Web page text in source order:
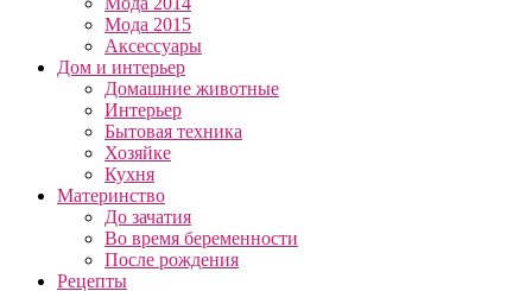
Мода 2015
Аксессуары
Дом и интерьер
Домашние животные
Интерьер
Бытовая техника
Хозяйке
Кухня
Материнство
До зачатия
Во время беременности
После рождения
Рецепты